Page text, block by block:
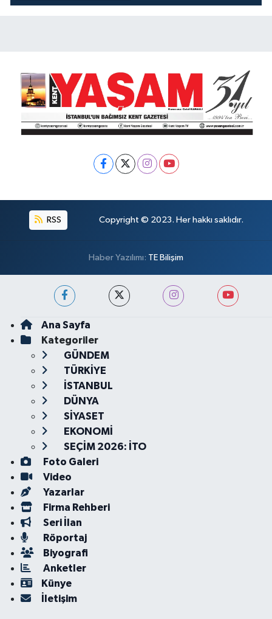
KOKUYOR!
RSS Copyright © 2023. Her hakkı saklıdır.
Haber Yazılımı: TE Bilişim
Ana Sayfa
Kategoriler
GÜNDEM
TÜRKİYE
İSTANBUL
DÜNYA
SİYASET
EKONOMİ
SEÇİM 2026: İTO
Foto Galeri
Video
Yazarlar
Firma Rehberi
Seri İlan
Röportaj
Biyografi
Anketler
Künye
İletişim